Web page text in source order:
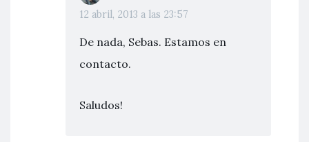
12 abril, 2013 a las 23:57
De nada, Sebas. Estamos en
contacto.
Saludos!